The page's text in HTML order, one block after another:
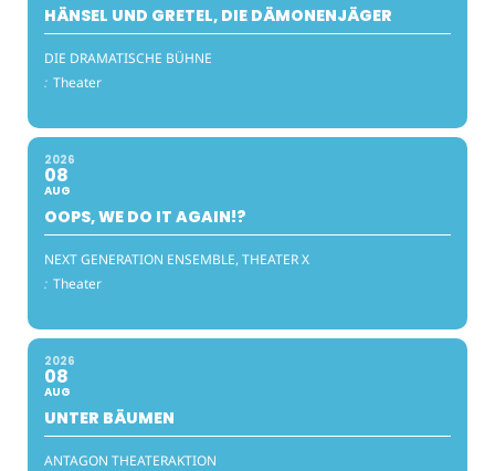
HÄNSEL UND GRETEL, DIE DÄMONENJÄGER
DIE DRAMATISCHE BÜHNE
: Theater
2026
08
AUG
OOPS, WE DO IT AGAIN!?
NEXT GENERATION ENSEMBLE, THEATER X
: Theater
2026
08
AUG
UNTER BÄUMEN
ANTAGON THEATERAKTION